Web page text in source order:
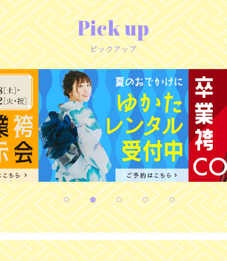
Pick up
ピックアップ